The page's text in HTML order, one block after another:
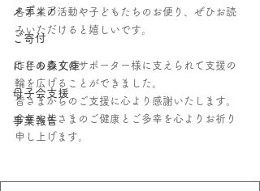
メディア
ご寄付
にじの森文庫
母子会支援
事業報告
各事業の活動や子どもたちのお便り、ぜひお読
みいただけると嬉しいです。
昨年も多くのサポーター様に支えられて支援の
輪を広げることができました。
皆さまからのご支援に心より感謝いたします。
今年も皆さまのご健康とご多幸を心よりお祈り
申し上げます。